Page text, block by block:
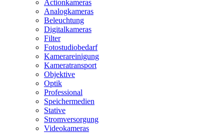
Actionkameras
Analogkameras
Beleuchtung
Digitalkameras
Filter
Fotostudiobedarf
Kamerareinigung
Kameratransport
Objektive
Optik
Professional
Speichermedien
Stative
Stromversorgung
Videokameras